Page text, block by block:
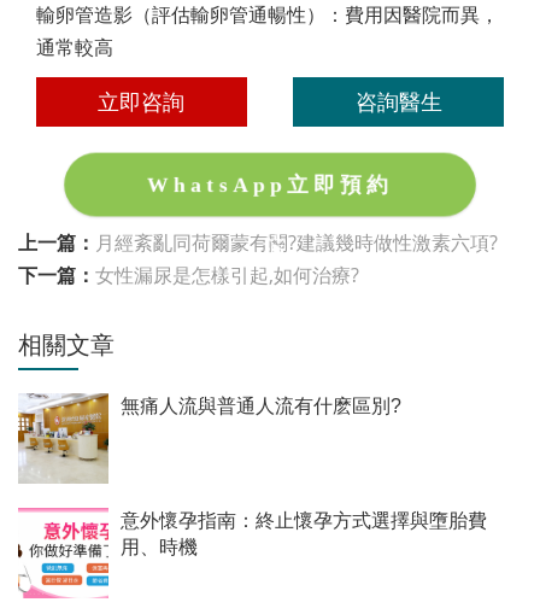
輸卵管造影（評估輸卵管通暢性）：費用因醫院而異，
通常較高
立即咨詢 咨詢醫生
WhatsApp立即預約
上一篇： 月經紊亂同荷爾蒙有關?建議幾時做性激素六項?
下一篇： 女性漏尿是怎樣引起,如何治療?
相關文章
無痛人流與普通人流有什麽區別?
意外懷孕指南：終止懷孕方式選擇與墮胎費
用、時機